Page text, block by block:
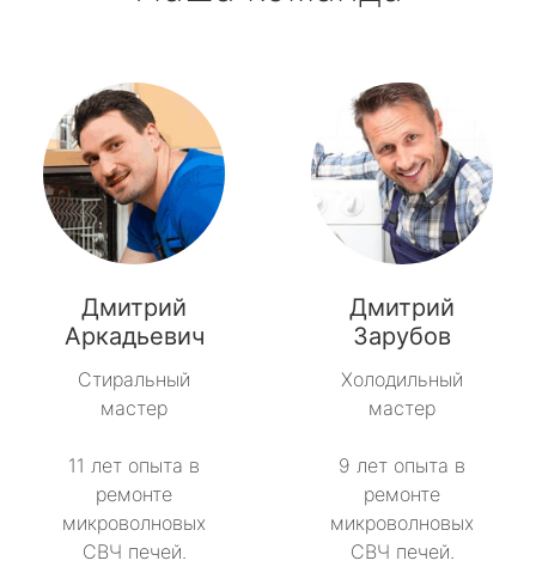
Дмитрий
Аркадьевич
Стиральный
мастер
11 лет опыта в
ремонте
микроволновых
СВЧ печей.
Дмитрий
Зарубов
Холодильный
мастер
9 лет опыта в
ремонте
микроволновых
СВЧ печей.